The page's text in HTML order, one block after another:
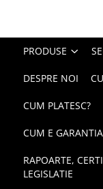
PRODUSE
DESPRE NOI
CUM PLATESC?
CUM E
RAPOARTE,
LEGISLATIE